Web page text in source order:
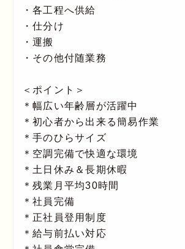
・各工程へ供給
・仕分け
・運搬
・その他付随業務
＜ポイント＞
＊幅広い年齢層が活躍中
＊初心者から出来る簡易作業
＊手のひらサイズ
＊空調完備で快適な環境
＊土日休み＆長期休暇
＊残業月平均30時間
＊社員完備
＊正社員登用制度
＊給与前払い対応